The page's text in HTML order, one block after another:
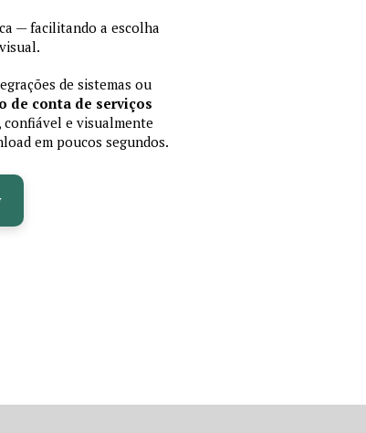
— facilitando a escolha
de sistemas ou
de conta de serviços
confiável e visualmente
em poucos segundos.